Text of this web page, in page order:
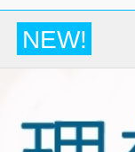
NEW!